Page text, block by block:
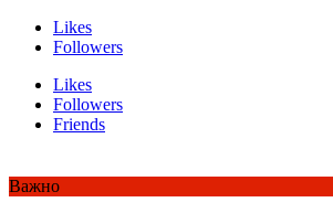
Likes
Followers
Likes
Followers
Friends
Важно